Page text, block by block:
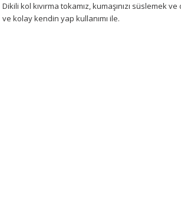
Dikili kol kıvırma tokamız, kumaşınızı süslemek
ve kolay kendin yap kullanımı ile.